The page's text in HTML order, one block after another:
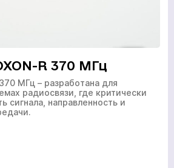
R 370 МГц
МГц – разработана для
радиосвязи, где критически
сигнала, направленность и